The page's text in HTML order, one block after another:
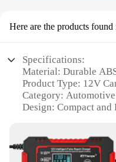
Here are the products found
Specifications:
Material: Durable
Product Type: 12V
Category:
Design: Compact and
Parts and
and connectors